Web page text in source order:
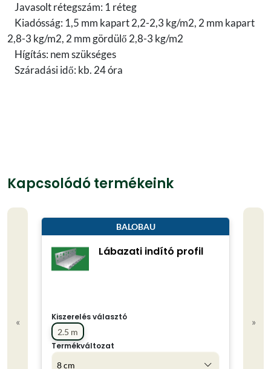
Javasolt rétegszám: 1 réteg
Kiadósság: 1,5 mm kapart 2,2-2,3 kg/m2, 2 mm kapart
2,8-3 kg/m2, 2 mm gördülő 2,8-3 kg/m2
Hígítás: nem szükséges
Száradási idő: kb. 24 óra
Kapcsolódó termékeink
«
BALOBAU
Lábazati indító profil
Kiszerelés választó
2.5 m
Termékváltozat
8 cm
»